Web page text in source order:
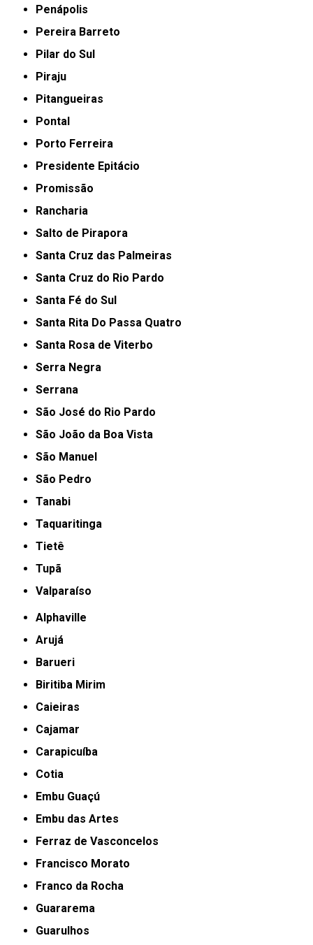
Penápolis
Pereira Barreto
Pilar do Sul
Piraju
Pitangueiras
Pontal
Porto Ferreira
Presidente Epitácio
Promissão
Rancharia
Salto de Pirapora
Santa Cruz das Palmeiras
Santa Cruz do Rio Pardo
Santa Fé do Sul
Santa Rita Do Passa Quatro
Santa Rosa de Viterbo
Serra Negra
Serrana
São José do Rio Pardo
São João da Boa Vista
São Manuel
São Pedro
Tanabi
Taquaritinga
Tietê
Tupã
Valparaíso
Alphaville
Arujá
Barueri
Biritiba Mirim
Caieiras
Cajamar
Carapicuíba
Cotia
Embu Guaçú
Embu das Artes
Ferraz de Vasconcelos
Francisco Morato
Franco da Rocha
Guararema
Guarulhos